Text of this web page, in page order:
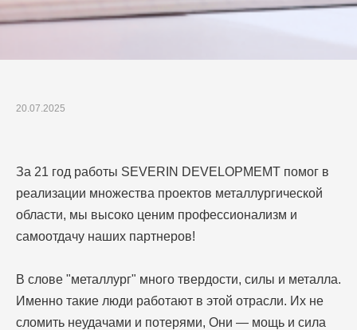
20.07.2025
За 21 год работы SEVERIN DEVELOPMEMT помог в
реализации множества проектов металлургической
области, мы высоко ценим профессионализм и
самоотдачу наших партнеров!
В слове "металлург" много твердости, силы и металла.
Именно такие люди работают в этой отрасли. Их не
сломить неудачами и потерями, Они — мощь и сила